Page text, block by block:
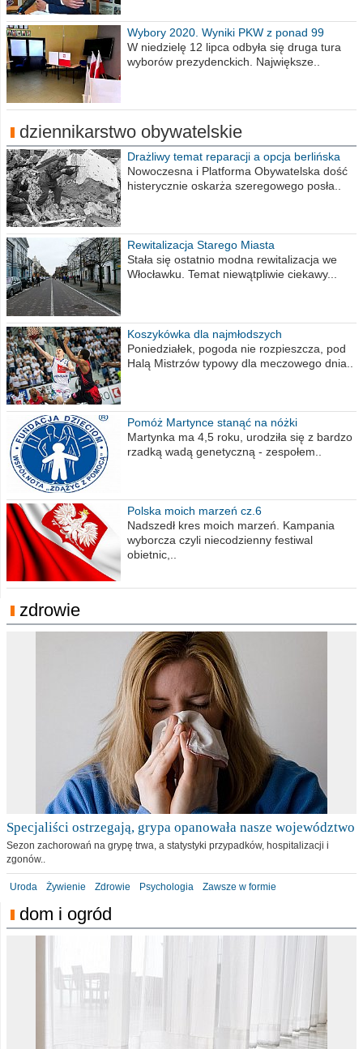
Wybory 2020. Wyniki PKW z ponad 99
procent obwodów
W niedzielę 12 lipca odbyła się druga tura
wyborów prezydenckich. Największe..
dziennikarstwo obywatelskie
Drażliwy temat reparacji a opcja berlińska
Nowoczesna i Platforma Obywatelska dość
histerycznie oskarża szeregowego posła..
Rewitalizacja Starego Miasta
Stała się ostatnio modna rewitalizacja we
Włocławku. Temat niewątpliwie ciekawy...
Koszykówka dla najmłodszych
Poniedziałek, pogoda nie rozpieszcza, pod
Halą Mistrzów typowy dla meczowego dnia..
Pomóż Martynce stanąć na nóżki
Martynka ma 4,5 roku, urodziła się z bardzo
rzadką wadą genetyczną - zespołem..
Polska moich marzeń cz.6
Nadszedł kres moich marzeń. Kampania
wyborcza czyli niecodzienny festiwal
obietnic,..
zdrowie
Specjaliści ostrzegają, grypa opanowała nasze województwo
Sezon zachorowań na grypę trwa, a statystyki przypadków, hospitalizacji i
zgonów..
Uroda Żywienie Zdrowie Psychologia Zawsze w formie
dom i ogród